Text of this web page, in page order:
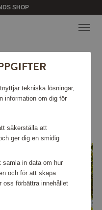
SHOP
RollUp XL
tekniska lösningar,
information om dig för
säkerställa att
ger dig en smidig
in data om hur
och för att skapa
oss förbättra innehållet